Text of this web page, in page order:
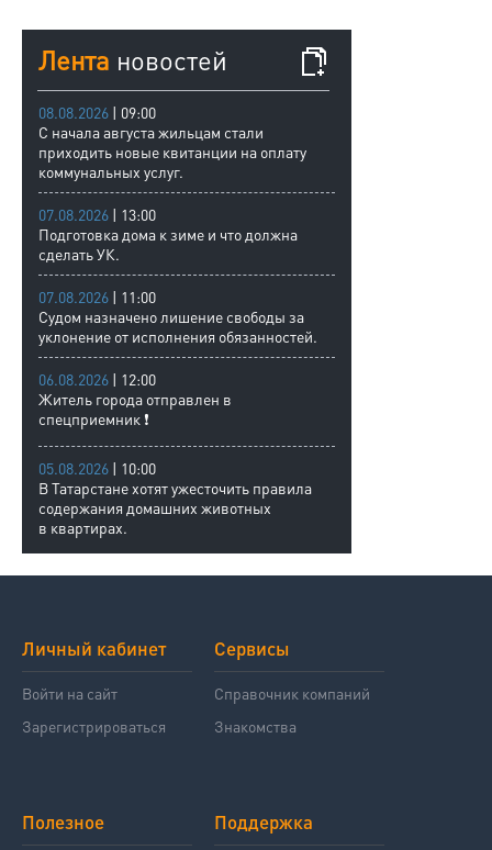
Лента новостей
08.08.2026 | 09:00
С начала августа жильцам стали
приходить новые квитанции на оплату
коммунальных услуг.
07.08.2026 | 13:00
Подготовка дома к зиме и что должна
сделать УК.
07.08.2026 | 11:00
Судом назначено лишение свободы за
уклонение от исполнения обязанностей.
06.08.2026 | 12:00
Житель города отправлен в
спецприемник ❗
05.08.2026 | 10:00
В Татарстане хотят ужесточить правила
содержания домашних животных
в квартирах.
Личный кабинет
Войти на сайт
Зарегистрироваться
Сервисы
Справочник компаний
Знакомства
Полезное Поддержка